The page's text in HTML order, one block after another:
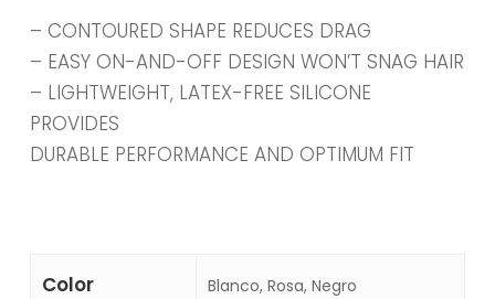
– CONTOURED SHAPE REDUCES DRAG
– EASY ON-AND-OFF DESIGN WON’T SNAG HAIR
– LIGHTWEIGHT, LATEX-FREE SILICONE
PROVIDES
DURABLE PERFORMANCE AND OPTIMUM FIT
Color Blanco, Rosa, Negro